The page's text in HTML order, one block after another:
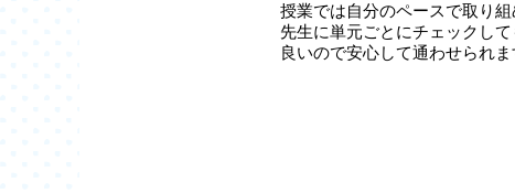
授業では自分のペースで取り組
先生に単元ごとにチェックし
良いので安心して通わせられま